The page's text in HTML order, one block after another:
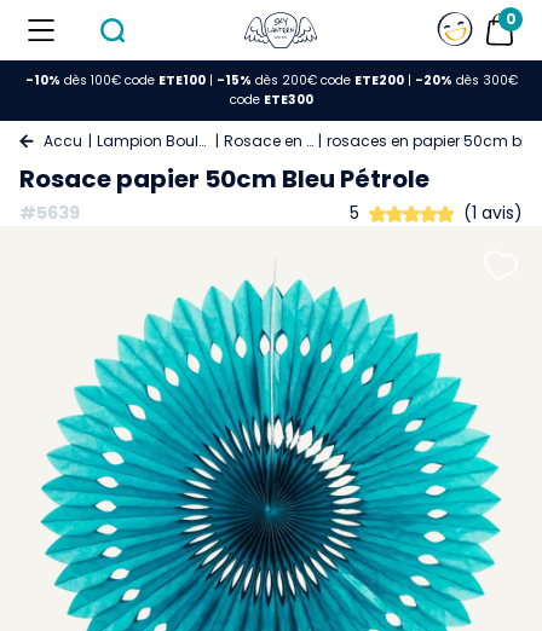
0
-10% dès 100€ code ETE100| -15% dès 200€ code ETE200| -20% dès 300€
code ETE300
Accueil Lampion Boule Papier Rosace en Papier rosaces en papier 50cm
Rosace papier 50cm Bleu Pétrole
#5639 5 (1 avis)